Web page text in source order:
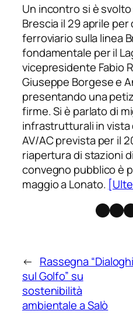
Un incontro si è
Brescia il 29 aprile
ferroviario sulla linea
fondamentale per il
vicepresidente Fabio
Giuseppe Borgese e
presentando una
firme. Si è parlato di
infrastrutturali in vista
AV/AC prevista per il
riapertura di stazioni
convegno pubblico è
maggio a Lonato.
X
← Rassegna “Dialoghi
sul Golfo” su
sostenibilità
ambientale a Salò